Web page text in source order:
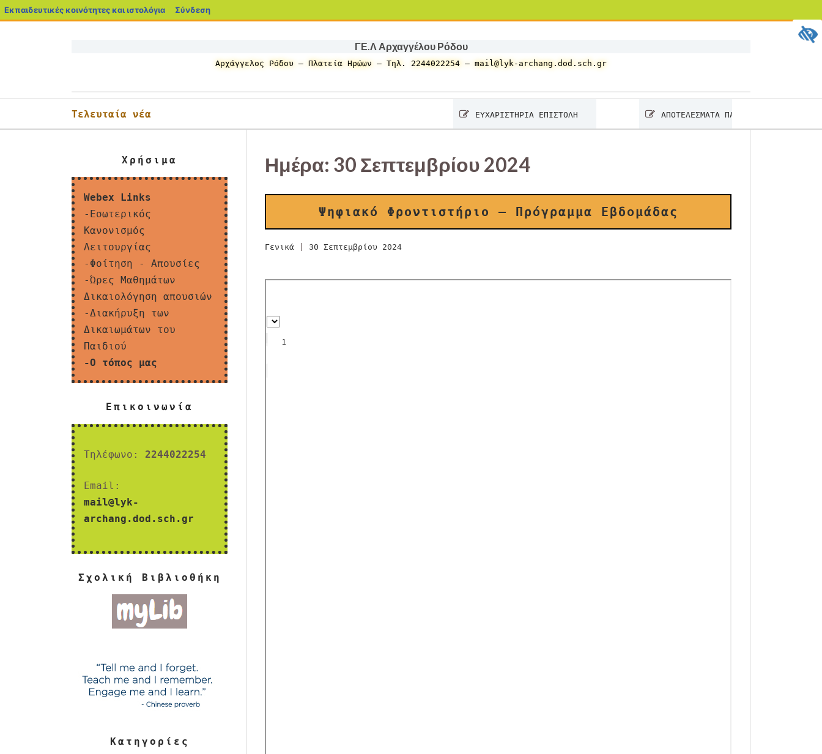
Εκπαιδευτικές κοινότητες και ιστολόγια blogs.sch.gr
Σύνδεση
ΓΕ.Λ Αρχαγγέλου Ρόδου
Αρχάγγελος Ρόδου – Πλατεία Ηρώων – Τηλ. 2244022254 – mail@lyk-archang.dod.sch.gr
ΕΥΧΑΡΙΣΤΗΡΙΑ ΕΠΙΣΤΟΛΗ ΑΠΟΤΕΛΕΣΜΑΤΑ ΠΑΝΕΛΛΑΔΙΚΩΝ 2026
Τελευταία νέα
Ημέρα: 30 Σεπτεμβρίου 2024
Ψηφιακό Φροντιστήριο – Πρόγραμμα Εβδομάδας
Γενικά 30 Σεπτεμβρίου 2024
Χρήσιμα
Webex Links
-Εσωτερικός
Κανονισμός
Λειτουργίας
-Φοίτηση - Απουσίες
-Ώρες Μαθημάτων
Δικαιολόγηση απουσιών
-Διακήρυξη των
Δικαιωμάτων του
Παιδιού
-Ο τόπος μας
Επικοινωνία
Τηλέφωνο: 2244022254
Email:
mail@lyk-
archang.dod.sch.gr
Σχολική Βιβλιοθήκη
Κατηγορίες